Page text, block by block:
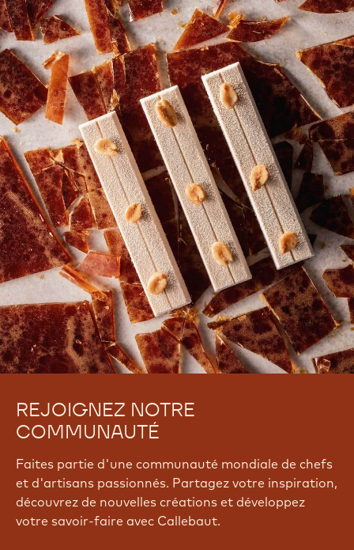
REJOIGNEZ NOTRE
COMMUNAUTÉ
Faites partie d'une communauté mondiale de chefs
et d'artisans passionnés. Partagez votre inspiration,
découvrez de nouvelles créations et développez
votre savoir-faire avec Callebaut.